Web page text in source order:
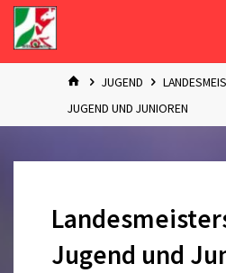
Zum
Inhalt
springen
STARTJUGEND
JUGEND UND JUNIOREN
Jugend und